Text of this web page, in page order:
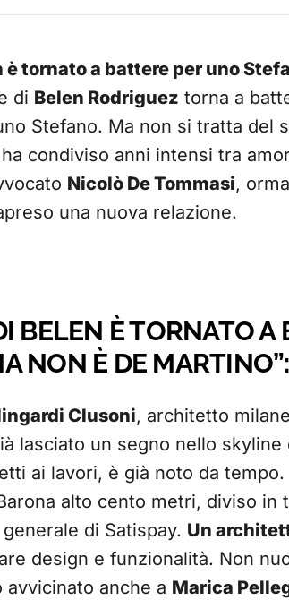
è tornato a battere per uno
di Belen Rodriguez torna a
Stefano. Ma non si tratta del
condiviso anni intensi tra
Nicolò De Tommasi,
una nuova relazione.
BELEN È TORNATO A
NON È DE
Clusoni, architetto
lasciato un segno nello
ai lavori, è già noto da tempo.
alto cento metri, diviso in
di Satispay. Un
design e funzionalità. Non
anche a Marica